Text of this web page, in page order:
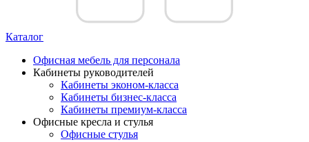
Каталог
Офисная мебель для персонала
Кабинеты руководителей
Кабинеты эконом-класса
Кабинеты бизнес-класса
Кабинеты премиум-класса
Офисные кресла и стулья
Офисные стулья